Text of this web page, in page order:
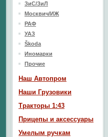
ЗиС/ЗиЛ
Москвич/ИЖ
РАФ
УАЗ
Škoda
Иномарки
Прочие
Наш Aвтопром
Наши Грузовики
Тракторы 1:43
Прицепы и аксессуары
Умелым ручкам